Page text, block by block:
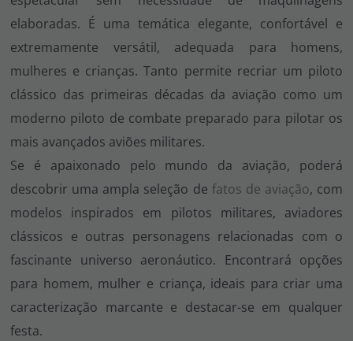
elaboradas. É uma temática elegante, confortável e
extremamente versátil, adequada para homens,
mulheres e crianças. Tanto permite recriar um piloto
clássico das primeiras décadas da aviação como um
moderno piloto de combate preparado para pilotar os
mais avançados aviões militares.
Se é apaixonado pelo mundo da aviação, poderá
descobrir uma ampla seleção de fatos de aviação, com
modelos inspirados em pilotos militares, aviadores
clássicos e outras personagens relacionadas com o
fascinante universo aeronáutico. Encontrará opções
para homem, mulher e criança, ideais para criar uma
caracterização marcante e destacar-se em qualquer
festa.